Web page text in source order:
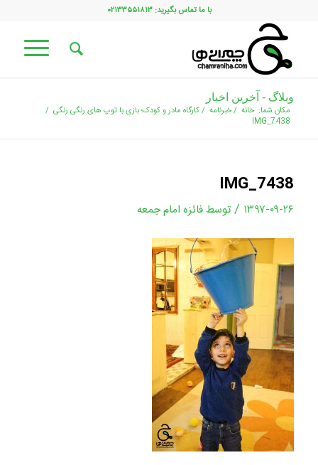
با ما تماس بگیرید: ۰۲۱۳۳۵۵۱۸۱۳
وبلاگ - آخرین اخبار
مکان شما: خانه /خبرنامه /کارگاه مادر و کودک؛ بازی با توپ های رنگی رنگی /
IMG_7438
IMG_7438
۱۳۹۷-۰۹-۲۶ / توسطفائزه امام جمعه